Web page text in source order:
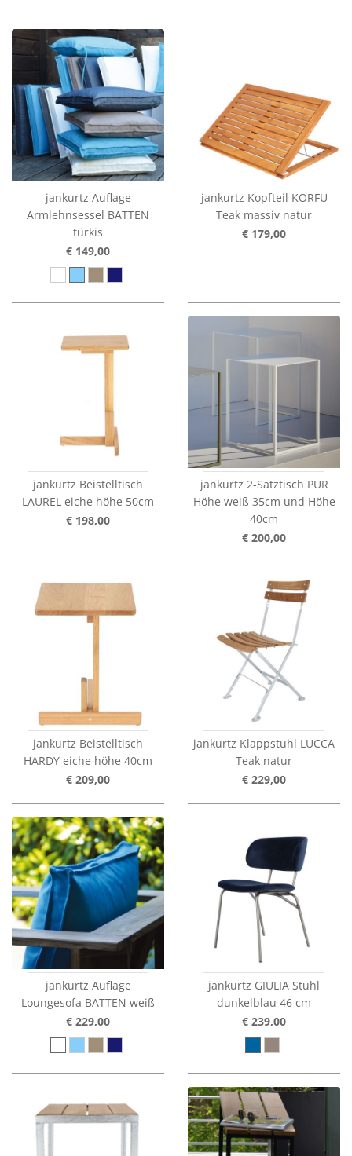
jankurtz Auflage
Armlehnsessel BATTEN
türkis
€ 149,00
jankurtz Kopfteil KORFU
Teak massiv natur
€ 179,00
jankurtz Beistelltisch
LAUREL eiche höhe 50cm
€ 198,00
jankurtz 2-Satztisch PUR
Höhe weiß 35cm und Höhe
40cm
€ 200,00
jankurtz Beistelltisch
HARDY eiche höhe 40cm
€ 209,00
jankurtz Klappstuhl LUCCA
Teak natur
€ 229,00
jankurtz Auflage
Loungesofa BATTEN weiß
€ 229,00
jankurtz GIULIA Stuhl
dunkelblau 46 cm
€ 239,00